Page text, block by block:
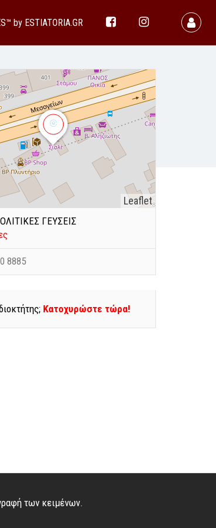
by ESTIATORIA.GR
Leaflet
ΓΕΥΣΕΙΣ
8885
Κατοχυρώστε τώρα!
των κειμένων.